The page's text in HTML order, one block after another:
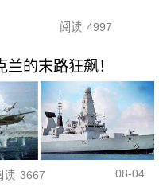
阅读 4997
兰的末路狂飙！
读 3667 08-04